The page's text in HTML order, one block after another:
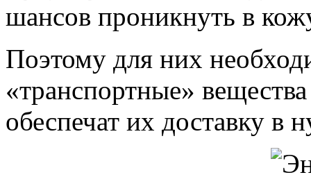
шансов проникнуть в
Поэтому для них
«транспортные»
обеспечат их доставку в